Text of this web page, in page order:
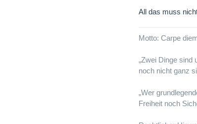
All das muss
Motto: Carpe
„Zwei Dinge sind
noch nicht ganz
„Wer
Freiheit noch